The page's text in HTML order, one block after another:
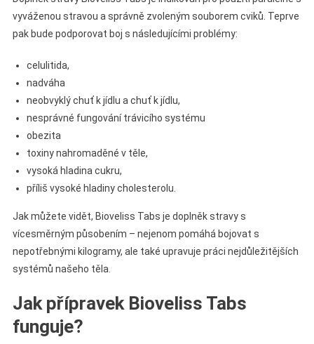
vyváženou stravou a správně zvoleným souborem cviků. Teprve
pak bude podporovat boj s následujícími problémy:
celulitida,
nadváha
neobvyklý chuť k jídlu a chuť k jídlu,
nesprávné fungování trávicího systému
obezita
toxiny nahromaděné v těle,
vysoká hladina cukru,
příliš vysoké hladiny cholesterolu.
Jak můžete vidět, Bioveliss Tabs je doplněk stravy s
vícesměrným působením – nejenom pomáhá bojovat s
nepotřebnými kilogramy, ale také upravuje práci nejdůležitějších
systémů našeho těla.
Jak přípravek Bioveliss Tabs
funguje?